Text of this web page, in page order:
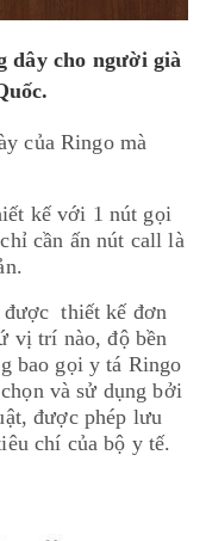
dây cho người già
của Ringo mà
kế với 1 nút gọi
cần ấn nút call là
thiết kế đơn
vị trí nào, độ bền
bao gọi y tá Ringo
và sử dụng bởi
được phép lưu
chí của bộ y tế.